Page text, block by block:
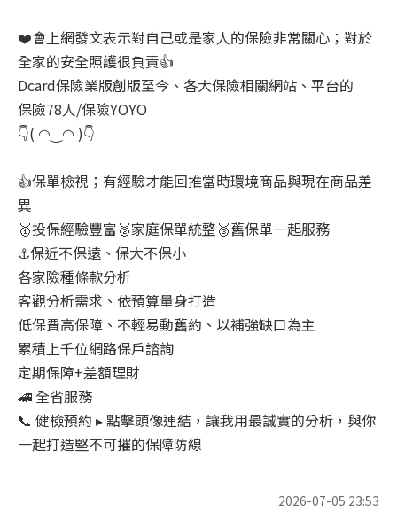
❤️會上網發文表示對自己或是家人的保險非常關心；對於
全家的安全照護很負責👍
Dcard保險業版創版至今、各大保險相關網站、平台的
保險78人/保險YOYO
👇( ◠‿◠ )👇
👍保單檢視；有經驗才能回推當時環境商品與現在商品差
異
🥇投保經驗豐富🥈家庭保單統整🥉舊保單一起服務
⚓保近不保遠、保大不保小
各家險種條款分析
客觀分析需求、依預算量身打造
低保費高保障、不輕易動舊約、以補強缺口為主
累積上千位網路保戶諮詢
定期保障+差額理財
🚄 全省服務
📞 健檢預約 ▸ 點擊頭像連結，讓我用最誠實的分析，與你
一起打造堅不可摧的保障防線
2026-07-05 23:53